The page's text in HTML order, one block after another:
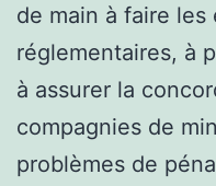
de main à faire les
réglementaires, à
à assurer la
compagnies de
problèmes de